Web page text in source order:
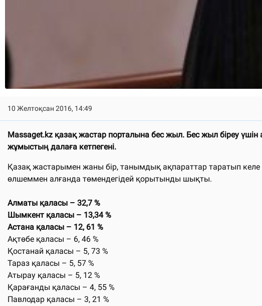
10 Желтоқсан 2016, 14:49
Massaget.kz қазақ жастар порталына бес жыл. Бес жыл біреу үшін
жұмыстың далаға кетпегені.
Қазақ жастарымен жаны бір, танымдық ақпараттар таратып
өлшеммен алғанда төмендегідей қорытынды шықты.
Алматы қаласы – 32,7 %
Шымкент қаласы – 13,34 %
Астана қаласы – 12, 61 %
Ақтөбе қаласы – 6, 46 %
Қостанай қаласы – 5, 73 %
Тараз қаласы – 5, 57 %
Атырау қаласы – 5, 12 %
Қарағанды қаласы – 4, 55 %
Павлодар қаласы – 3, 21 %